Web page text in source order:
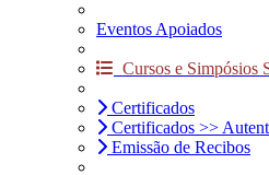
Eventos Apoiados
Cursos e Simpósios
Certificados
Certificados >>
Emissão de Recibos